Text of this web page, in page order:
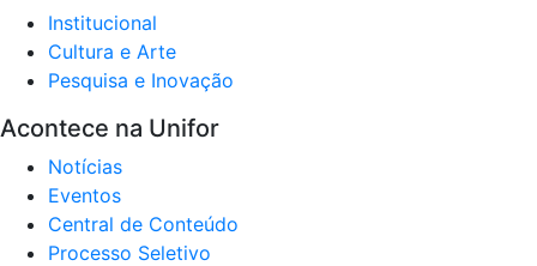
Institucional
Cultura e Arte
Pesquisa e Inovação
Acontece na Unifor
Notícias
Eventos
Central de Conteúdo
Processo Seletivo